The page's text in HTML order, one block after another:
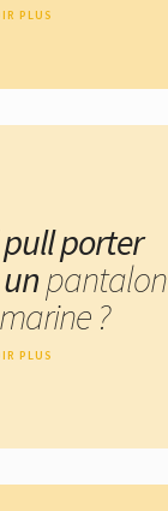
PLUS
porter
pantalon
?
PLUS